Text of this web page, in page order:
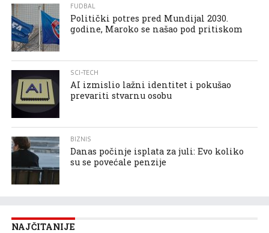
FUDBAL
Politički potres pred Mundijal 2030.
godine, Maroko se našao pod pritiskom
SCI-TECH
AI izmislio lažni identitet i pokušao
prevariti stvarnu osobu
BIZNIS
Danas počinje isplata za juli: Evo koliko
su se povećale penzije
NAJČITANIJE